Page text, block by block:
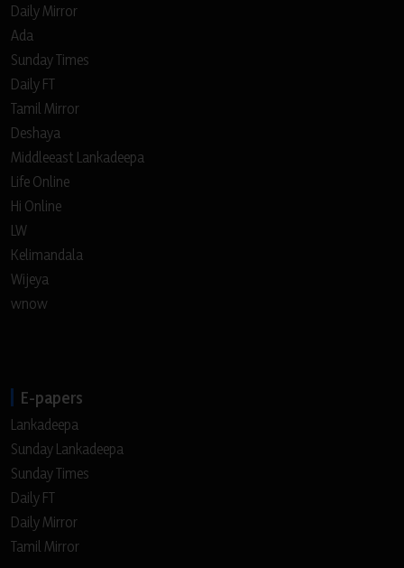
Daily Mirror
Ada
Sunday Times
Daily FT
Tamil Mirror
Deshaya
Middleeast Lankadeepa
Life Online
Hi Online
LW
Kelimandala
Wijeya
wnow
E-papers
Lankadeepa
Sunday Lankadeepa
Sunday Times
Daily FT
Daily Mirror
Tamil Mirror